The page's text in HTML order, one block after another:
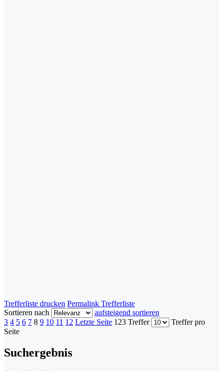
Trefferliste drucken Permalink Trefferliste
Sortieren nach
aufsteigend sortieren
3 4 5 6 7 8 9 10 11 12 Letzte Seite 123 Treffer
Treffer pro
Seite
Suchergebnis